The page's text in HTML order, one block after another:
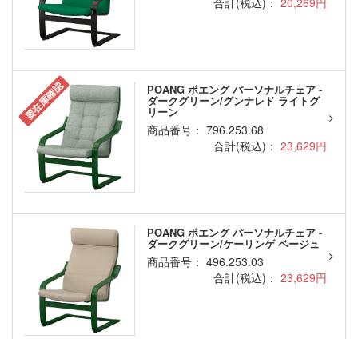
要在庫確認 POANG ポエング パーソナルチェア -
ダークグリーン/グンナレド ライトグ
リーン
商品番号： 796.253.68
合計(税込)： 23,629円
POANG ポエング パーソナルチェア -
ダークグリーン/ケーリンゲ ベージュ
商品番号： 496.253.03
合計(税込)： 23,629円